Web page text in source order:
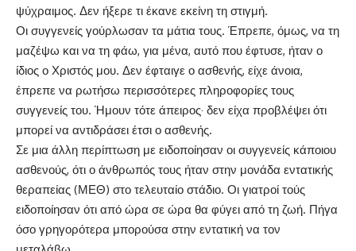
ψύχραιμος. Δεν ήξερε τι έκανε εκείνη τη στιγμή.
Οι συγγενείς γούρλωσαν τα μάτια τους. Έπρεπε, όμως, να τη
μαζέψω και να τη φάω, για μένα, αυτό που έφτυσε, ήταν ο
ίδιος ο Χριστός μου. Δεν έφταιγε ο ασθενής, είχε άνοια,
έπρεπε να ρωτήσω περισσότερες πληροφορίες τους
συγγενείς του. Ήμουν τότε άπειρος· δεν είχα προβλέψει ότι
μπορεί να αντιδράσει έτσι ο ασθενής.
Σε μια άλλη περίπτωση με ειδοποίησαν οι συγγενείς κάποιου
ασθενούς, ότι ο άνθρωπός τους ήταν στην μονάδα εντατικής
θεραπείας (ΜΕΘ) στο τελευταίο στάδιο. Οι γιατροί τούς
ειδοποίησαν ότι από ώρα σε ώρα θα φύγει από τη ζωή. Πήγα
όσο γρηγορότερα μπορούσα στην εντατική να τον